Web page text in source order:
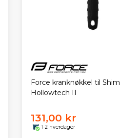
Force kranknøkkel til
Hollowtech II
131,00 kr
1-2 hverdager